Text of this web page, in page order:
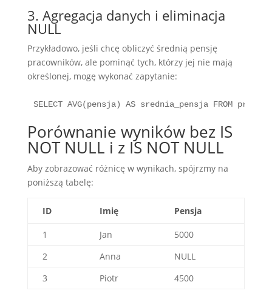
3. Agregacja danych i eliminacja
NULL
Przykładowo, jeśli chcę obliczyć średnią pensję
pracowników, ale pominąć tych, którzy jej nie mają
określonej, mogę wykonać zapytanie:
SELECT AVG(pensja) AS srednia_pensja FROM
Porównanie wyników bez IS
NOT NULL i z IS NOT NULL
Aby zobrazować różnicę w wynikach, spójrzmy na
poniższą tabelę:
ID Imię Pensja
1 Jan
5000
2
Anna
NULL
3
Piotr 4500